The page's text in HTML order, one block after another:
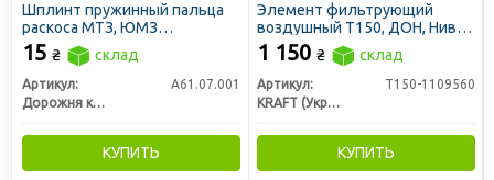
Шплинт пружинный пальца
раскоса МТЗ, ЮМЗ
(механизма фиксации)
d=4,5мм (ДК)
15 ₴ склад
Артикул:
А61.07.001
Дорожня карта
КУПИТЬ
Элемент фильтрующий
воздушный Т150, ДОН, Нива
СК-5 дв. СМД (D=320 H=303)
(сетка) (Феникс Украина)
1 150 ₴ склад
Артикул:
Т150-1109560
KRAFT (Украина)
КУПИТЬ